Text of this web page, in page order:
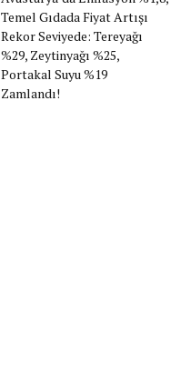
Temel Gıdada Fiyat Artışı
Rekor Seviyede: Tereyağı
%29, Zeytinyağı %25,
Portakal Suyu %19
Zamlandı!